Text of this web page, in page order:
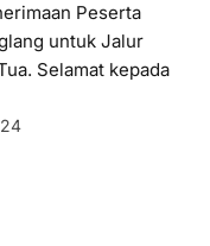
Peserta
untuk Jalur
Selamat kepada